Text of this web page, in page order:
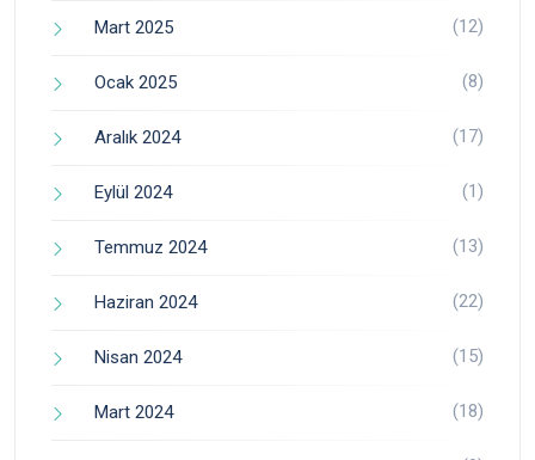
Mart 2025 (12)
Ocak 2025 (8)
Aralık 2024 (17)
Eylül 2024 (1)
Temmuz 2024 (13)
Haziran 2024 (22)
Nisan 2024 (15)
Mart 2024 (18)